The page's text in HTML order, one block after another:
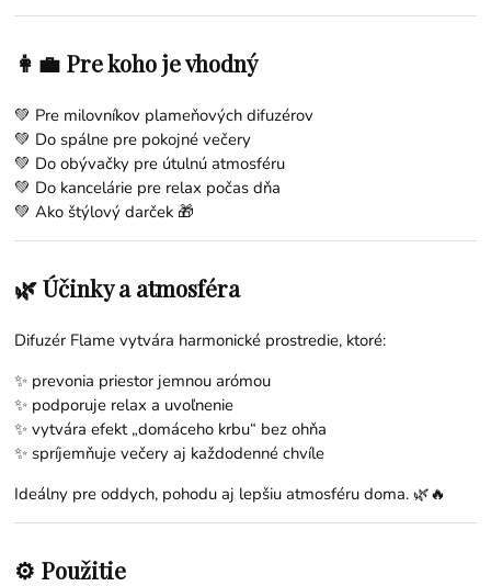
👩‍💼 Pre koho je vhodný
💚 Pre milovníkov plameňových difuzérov
💚 Do spálne pre pokojné večery
💚 Do obývačky pre útulnú atmosféru
💚 Do kancelárie pre relax počas dňa
💚 Ako štýlový darček 🎁
🌿 Účinky a atmosféra
Difuzér Flame vytvára harmonické prostredie, ktoré:
✨ prevonia priestor jemnou arómou
✨ podporuje relax a uvoľnenie
✨ vytvára efekt „domáceho krbu“ bez ohňa
✨ spríjemňuje večery aj každodenné chvíle
Ideálny pre oddych, pohodu aj lepšiu atmosféru doma. 🌿🔥
⚙️ Použitie